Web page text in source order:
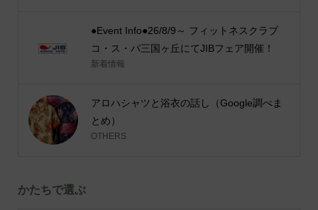
●Event Info●26/8/9～ フィットネスクラブ
コ・ス・パ三国ヶ丘にてJIBフェア開催！
新着情報
アロハシャツと浴衣の話し（Google調べま
とめ）
OTHERS
かたちで選ぶ